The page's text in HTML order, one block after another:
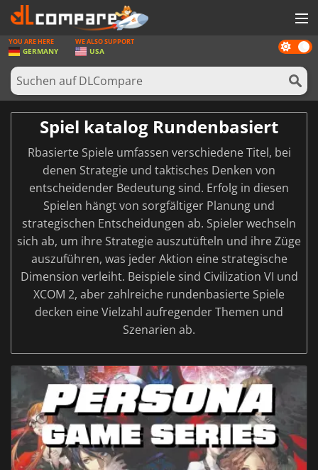
SPIELE
SPIEL KARTEN
SOFTWARE
REWARDS
NACHRICHTEN
ANMELDEN ODER REGISTRIEREN
Dark
mode
YOU ARE HERE
GERMANY
WE ALSO SUPPORT
USA
Spiel katalog Rundenbasiert
Rbasierte Spiele umfassen verschiedene Titel, bei
denen Strategie und taktisches Denken von
entscheidender Bedeutung sind. Erfolg in diesen
Spielen hängt von sorgfältiger Planung und
strategischen Entscheidungen ab. Spieler wechseln
sich ab, um ihre Strategie auszutüfteln und ihre Züge
auszuführen, was jeder Aktion eine strategische
Dimension verleiht. Beispiele sind Civilization VI und
XCOM 2, aber zahlreiche rundenbasierte Spiele
decken eine Vielzahl aufregender Themen und
Szenarien ab.